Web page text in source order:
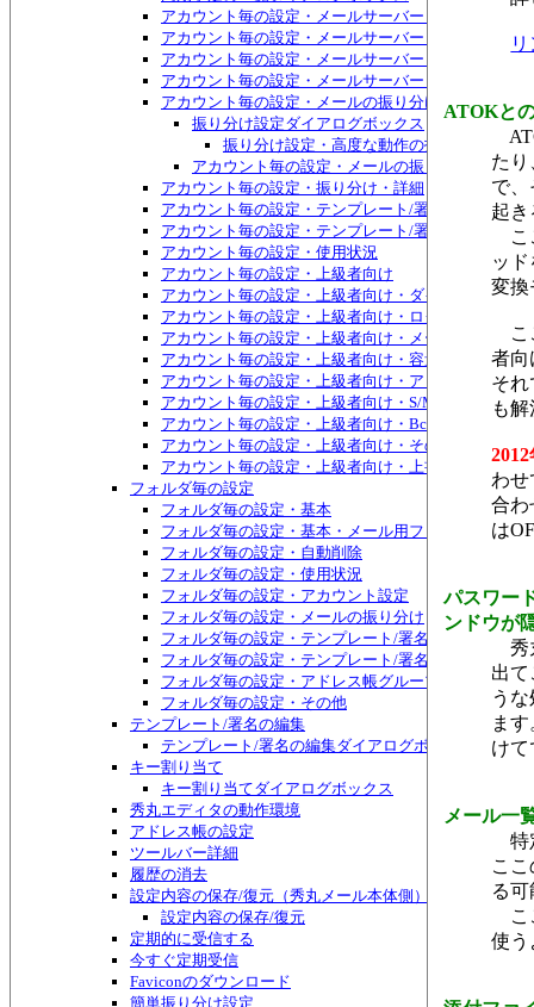
アカウント毎の設定・メールサーバー・POP/IMAP・
アカウント毎の設定・メールサーバー・POP/IMAP・
アカウント毎の設定・メールサーバー・POP/IMAP・
アカウント毎の設定・メールサーバー・POP/IMAP・
アカウント毎の設定・メールの振り分け
振り分け設定ダイアログボックス
振り分け設定・高度な動作の指定ダイアロ
アカウント毎の設定・メールの振り分け・不要
アカウント毎の設定・振り分け・詳細
アカウント毎の設定・テンプレート/署名
アカウント毎の設定・テンプレート/署名・HTMLメ
アカウント毎の設定・使用状況
アカウント毎の設定・上級者向け
アカウント毎の設定・上級者向け・ダイヤルアップ
アカウント毎の設定・上級者向け・ログ
アカウント毎の設定・上級者向け・メールのバイパス
アカウント毎の設定・上級者向け・容量チェック
アカウント毎の設定・上級者向け・アドレス帳グル
アカウント毎の設定・上級者向け・S/MIME証明書
アカウント毎の設定・上級者向け・Bcc:宛先
アカウント毎の設定・上級者向け・その他
アカウント毎の設定・上級者向け・上書き禁止属性
フォルダ毎の設定
フォルダ毎の設定・基本
フォルダ毎の設定・基本・メール用ファイル
フォルダ毎の設定・自動削除
フォルダ毎の設定・使用状況
フォルダ毎の設定・アカウント設定
フォルダ毎の設定・メールの振り分け
フォルダ毎の設定・テンプレート/署名
フォルダ毎の設定・テンプレート/署名・HTMLメー
フォルダ毎の設定・アドレス帳グループ
フォルダ毎の設定・その他
テンプレート/署名の編集
テンプレート/署名の編集ダイアログボックス
キー割り当て
キー割り当てダイアログボックス
秀丸エディタの動作環境
アドレス帳の設定
ツールバー詳細
履歴の消去
設定内容の保存/復元（秀丸メール本体側）
設定内容の保存/復元
定期的に受信する
今すぐ定期受信
Faviconのダウンロード
簡単振り分け設定
ATOKと
たり
で
起
こ
ッ
変換
こ
者向
そ
も
わせ
合わ
は
パスワー
ンドウが
秀
出
う
ま
け
メール一
特
こ
る
こ
使う